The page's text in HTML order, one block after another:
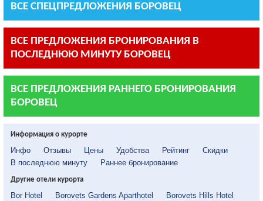
ВСЕ СПЕЦПРЕДЛОЖЕНИЯ БОРОВЕЦ
ВСЕ ПРЕДЛОЖЕНИЯ БРОНИРОВАНИЯ В
ПОСЛЕДНЮЮ МИНУТУ БОРОВЕЦ
ВСЕ ПРЕДЛОЖЕНИЯ РАННЕГО БРОНИРОВАНИЯ
БОРОВЕЦ
Информация о курорте
Инфо Отзывы Цены Удобства Рейтинг
Скидки
В последнюю минуту
Раннее бронирование
Другие отели курорта
Bor Hotel Borovets Gardens Aparthotel
Borovets Hills Hotel